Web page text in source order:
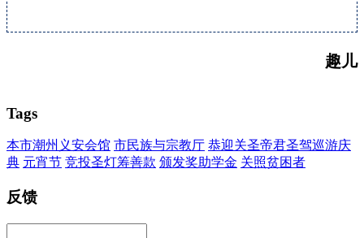
趣儿
Tags
本市潮州义安会馆 市民族与宗教厅 恭迎关圣帝君圣驾巡游庆
典 元宵节 竞投圣灯筹善款 颁发奖助学金 关照贫困者
反馈